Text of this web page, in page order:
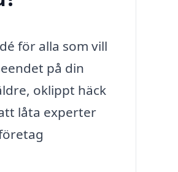
för alla som vill
på din
oklippt häck
låta experter